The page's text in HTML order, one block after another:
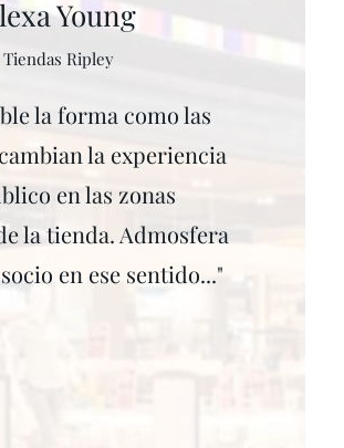
Young
Tiendas Ripley
la forma como las
la experiencia
en las zonas
la tienda. Admosfera
en ese sentido..."